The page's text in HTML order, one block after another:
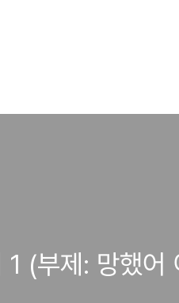
(부제: 망했어